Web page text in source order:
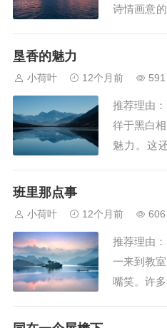
诗情画意
青山、绿
怀抱，静
垦香的魅力
小荷叶 12个月前 591
推荐理由
徉于黑白
魅力。这
每一招，
拳，行云
班里那点事
小荷叶 12个月前 606
推荐理由
一来到教
嘴笑。许